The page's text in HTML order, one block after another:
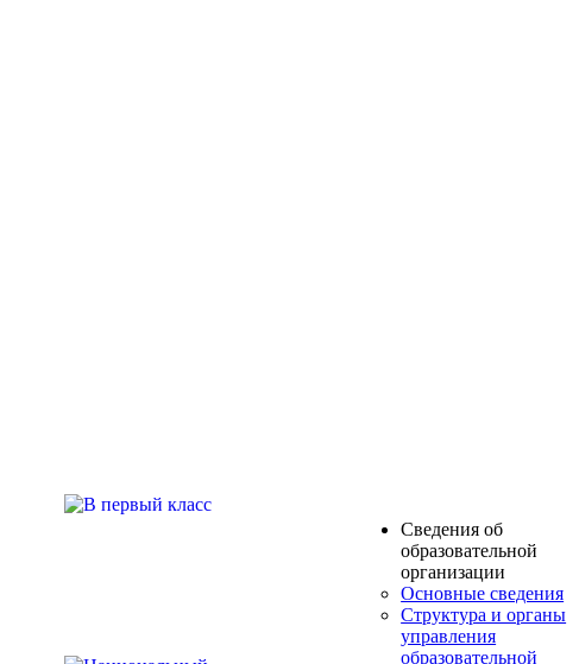
Сведения об
образовательной
организации
Основные сведения
Структура и органы
управления
образовательной